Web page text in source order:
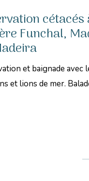
cétacés
Funchal,
et baignade avec
et lions de mer.